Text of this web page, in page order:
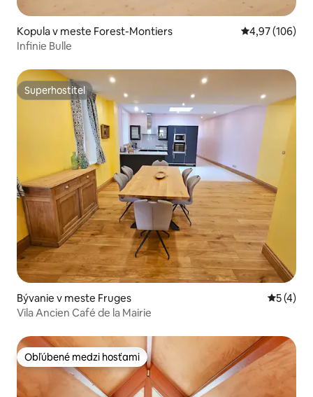
Kopula v meste Forest-Montiers Priemerné
4,97 (106)
Infinie Bulle
Superhostiteľ
Superhostiteľ
Bývanie v meste Fruges
5 (4)
Vila Ancien Café de la Mairie
Obľúbené medzi hosťami
Obľúbené medzi hosťami